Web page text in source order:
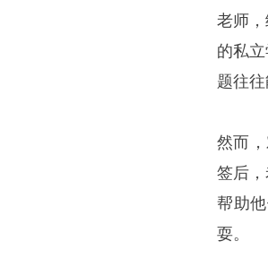
老师
的私
题往往
然而
签后
帮助
耍。